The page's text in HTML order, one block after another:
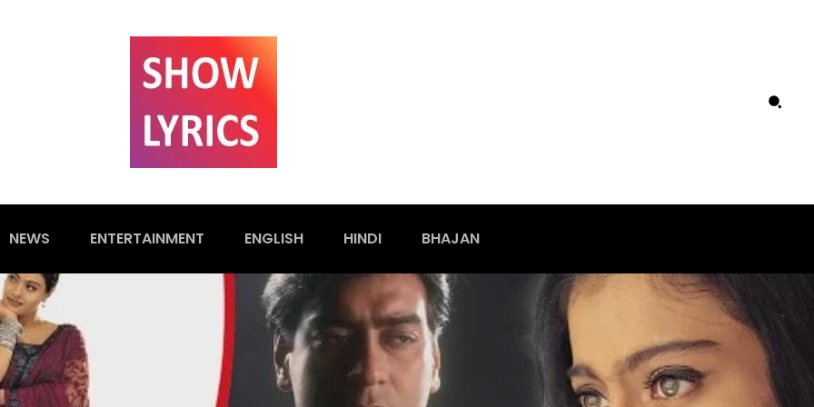
NEWS ENTERTAINMENT ENGLISH HINDI BHAJAN